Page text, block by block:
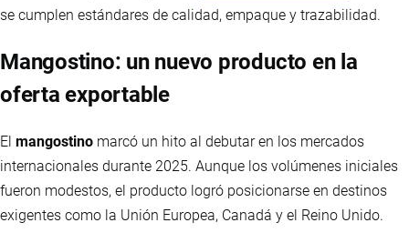
se cumplen estándares de calidad, empaque y trazabilidad.
Mangostino: un nuevo producto en la
oferta exportable
El mangostino marcó un hito al debutar en los mercados
internacionales durante 2025. Aunque los volúmenes iniciales
fueron modestos, el producto logró posicionarse en destinos
exigentes como la Unión Europea, Canadá y el Reino Unido.